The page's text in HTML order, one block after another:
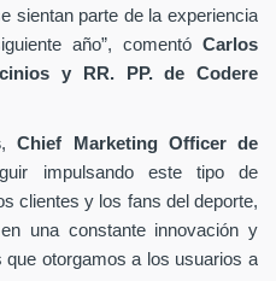
sientan parte de la experiencia
año”, comentó Carlos
y RR. PP. de Codere
,Chief Marketing Officer de
impulsando este tipo de
clientes y los fans del deporte,
una constante innovación y
otorgamos a los usuarios a